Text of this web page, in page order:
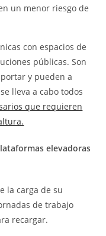
un menor riesgo de
con espacios de
públicas. Son
y pueden a
lleva a cabo todos
que requieren
elevadoras
la carga de su
de trabajo
recargar.